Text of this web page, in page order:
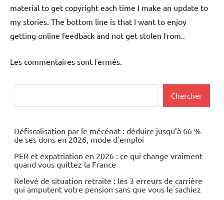
material to get copyright each time I make an update to
my stories. The bottom line is that I want to enjoy
getting online feedback and not get stolen from..
Les commentaires sont fermés.
Chercher
Défiscalisation par le mécénat : déduire jusqu’à 66 %
de ses dons en 2026, mode d’emploi
PER et expatriation en 2026 : ce qui change vraiment
quand vous quittez la France
Relevé de situation retraite : les 3 erreurs de carrière
qui amputent votre pension sans que vous le sachiez